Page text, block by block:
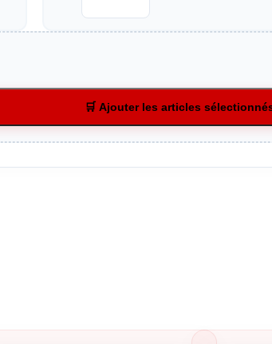
🛒 Ajouter les articles